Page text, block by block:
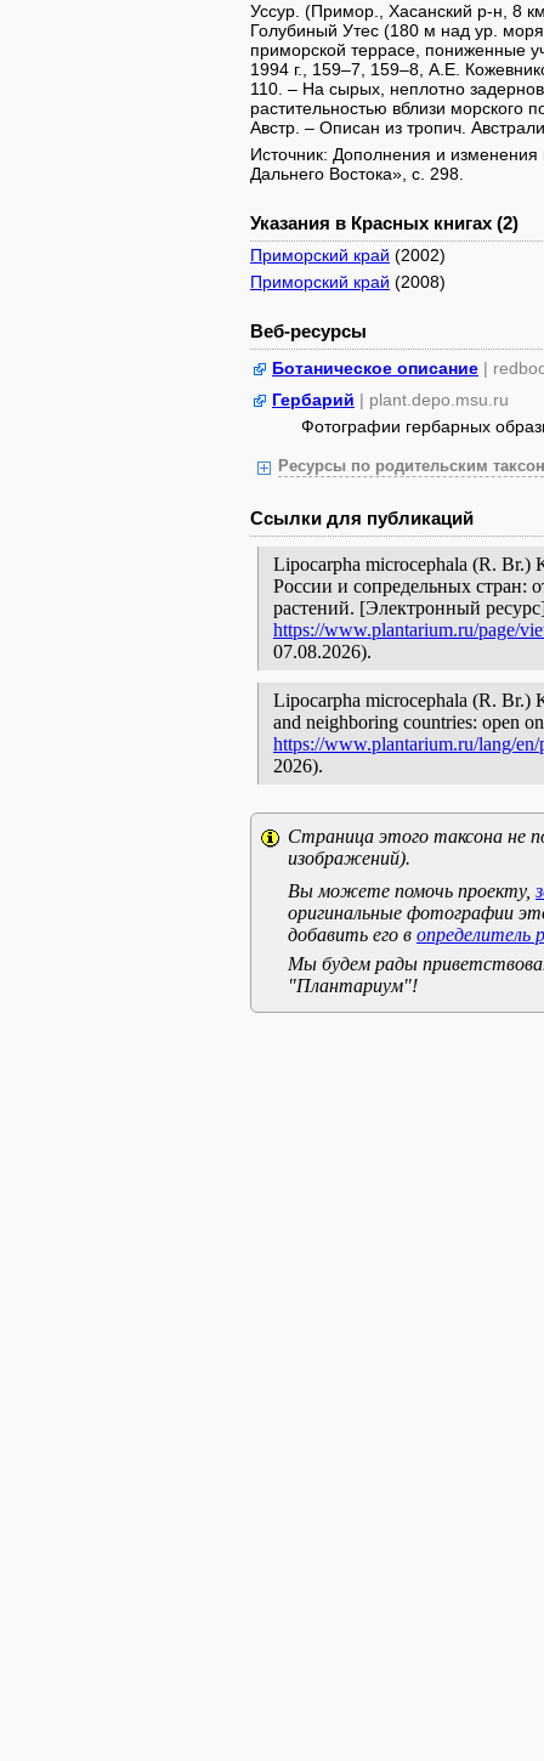
Уссур. (Примор., Хасанский р-н, 8
Голубиный Утес (180 м над ур.
приморской террасе, пониженные
1994 г., 159–7, 159–8, А.Е.
110. – На сырых, неплотно
растительностью вблизи
Австр. – Описан из тропич.
Источник: Дополнения и изменения
Дальнего Востока», с. 298.
Указания в Красных книгах (2)
Приморский край (2002)
Приморский край (2008)
Веб-ресурсы
Ботаническое описание |
Гербарий | plant.depo.msu.ru
Фотографии гербарных
Ресурсы по родительским
Ссылки для публикаций
Lipocarpha microcephala (R.
России и сопредельных стран:
растений. [Электронный
https://www.plantarium.ru/page/
07.08.2026).
Lipocarpha microcephala (R. Br.)
and neighboring countries: open
https://www.plantarium.ru/lang/
2026).
Страница этого таксона не
изображений).
Вы можете помочь проекту,
оригинальные фотографии
добавить его в определитель
Мы будем рады
"Плантариум"!